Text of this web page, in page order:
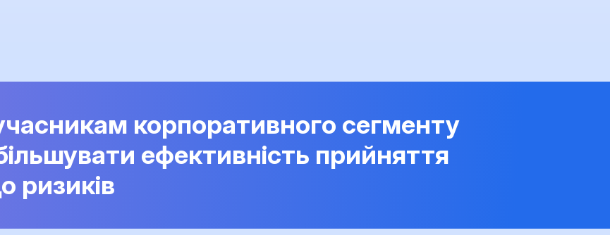
корпоративного сегменту
ефективність прийняття
ризиків